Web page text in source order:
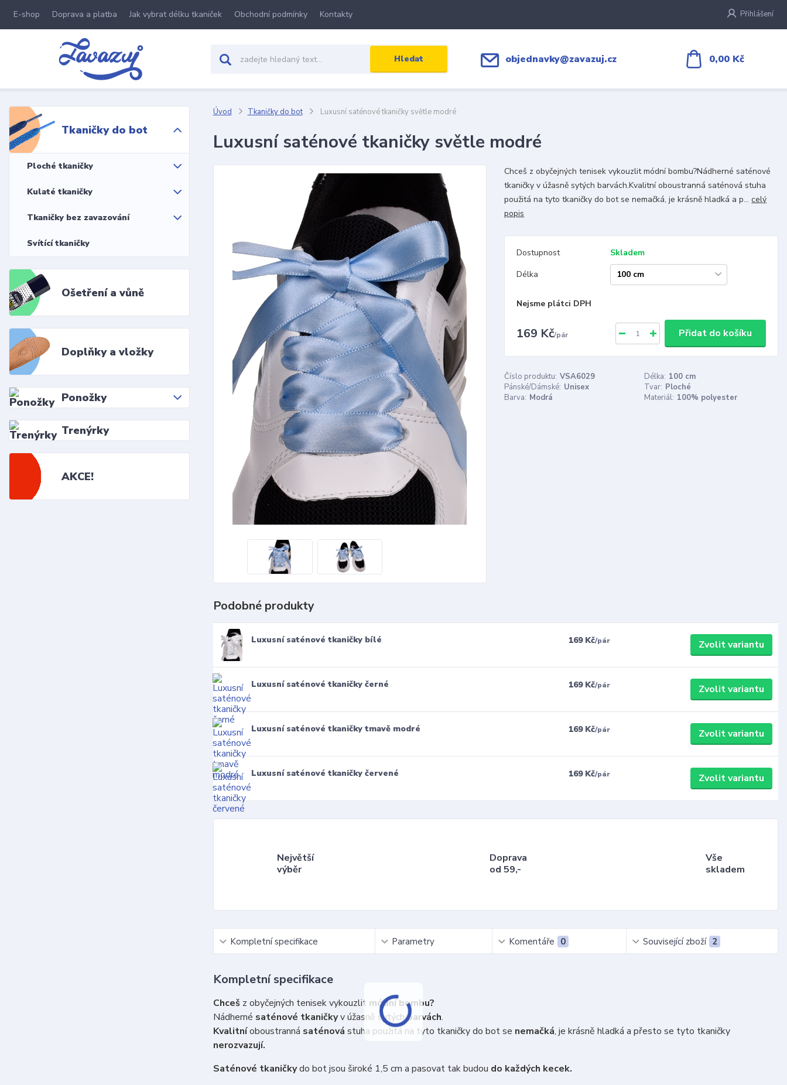
E-shop Doprava a platba Jak vybrat délku tkaniček Obchodní podmínky Kontakty Přihlášení
Hledat objednavky@zavazuj.cz 0,00 Kč
Tkaničky do bot
Ploché tkaničky
Kulaté tkaničky
Tkaničky bez zavazování
Svítící tkaničky
Ošetření a vůně
Doplňky a vložky
Ponožky
Trenýrky
AKCE!
Úvod Tkaničky do bot Luxusní saténové tkaničky světle modré
Luxusní saténové tkaničky světle modré
Chceš z obyčejných tenisek vykouzlit módní bombu?Nádherné saténové
tkaničky v úžasně sytých barvách.Kvalitní oboustranná saténová stuha
použitá na tyto tkaničky do bot se nemačká, je krásně hladká a p...celý
popis
Dostupnost
Skladem
Délka
Nejsme plátci DPH
169 Kč/pár Přidat do košíku
Číslo produktu: VSA6029 Délka: 100 cm
Pánské/Dámské: Unisex Tvar: Ploché
Barva: Modrá Materiál: 100% polyester
Podobné produkty
Luxusní saténové tkaničky bílé 169 Kč/pár Zvolit variantu
Luxusní saténové tkaničky černé 169 Kč/pár Zvolit variantu
Luxusní saténové tkaničky tmavě modré 169 Kč/pár Zvolit variantu
Luxusní saténové tkaničky červené 169 Kč/pár Zvolit variantu
Největší
výběr
Doprava
od 59,-
Vše
skladem
Kompletní specifikace Parametry Komentáře 0 Související zboží 2
Kompletní specifikace
Chcešz obyčejných tenisek vykouzlit módní bombu?
Nádherné saténové tkaničkyv úžasně sytýchbarvách.
Kvalitníoboustranná saténová stuha použitá na tyto tkaničky do bot se nemačká, je krásně hladká a přesto se tyto tkaničky
nerozvazují.
Saténové tkaničkydo bot jsou široké 1,5 cm a pasovat tak budou do každých kecek.